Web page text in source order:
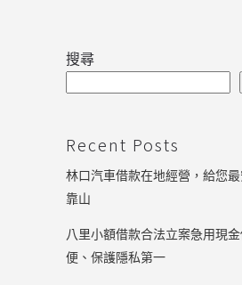
搜尋
Recent Posts
林口汽車借款在地經營，給您
靠山
八里小額借款合法立案急用現
便、保護隱私第一